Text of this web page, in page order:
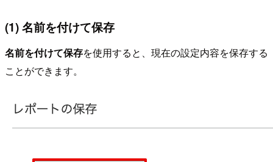
(1) 名前を付けて保存
名前を付けて保存を使用すると、現在の設定内容を保存する
ことができます。